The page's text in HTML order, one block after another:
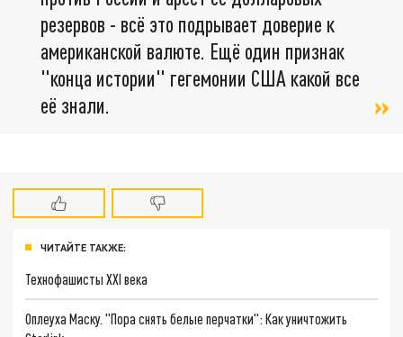
резервов - всё это подрывает доверие к
американской валюте. Ещё один признак
"конца истории" гегемонии США какой все
её знали.
ЧИТАЙТЕ ТАКЖЕ:
Технофашисты XXI века
Оплеуха Маску. "Пора снять белые перчатки": Как уничтожить